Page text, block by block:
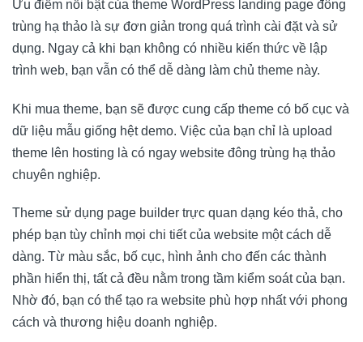
Ưu điểm nổi bật của theme WordPress landing page đông
trùng hạ thảo là sự đơn giản trong quá trình cài đặt và sử
dụng. Ngay cả khi bạn không có nhiều kiến thức về lập
trình web, bạn vẫn có thể dễ dàng làm chủ theme này.
Khi mua theme, bạn sẽ được cung cấp theme có bố cục và
dữ liệu mẫu giống hệt demo. Việc của bạn chỉ là upload
theme lên hosting là có ngay website đông trùng hạ thảo
chuyên nghiệp.
Theme sử dụng page builder trực quan dạng kéo thả, cho
phép bạn tùy chỉnh mọi chi tiết của website một cách dễ
dàng. Từ màu sắc, bố cục, hình ảnh cho đến các thành
phần hiển thị, tất cả đều nằm trong tầm kiểm soát của bạn.
Nhờ đó, bạn có thể tạo ra website phù hợp nhất với phong
cách và thương hiệu doanh nghiệp.